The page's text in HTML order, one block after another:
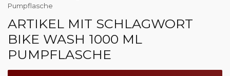
Pumpflasche
ARTIKEL MIT SCHLAGWORT
BIKE WASH 1000 ML
PUMPFLASCHE